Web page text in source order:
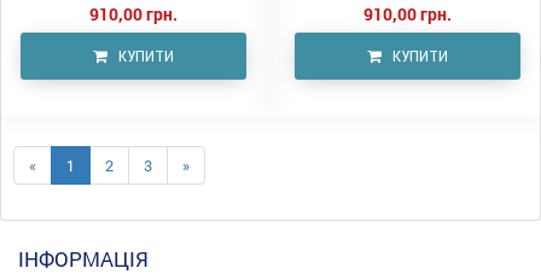
910,00 грн.
КУПИТИ
910,00 грн.
КУПИТИ
« 1 2 3 »
ІНФОРМАЦІЯ